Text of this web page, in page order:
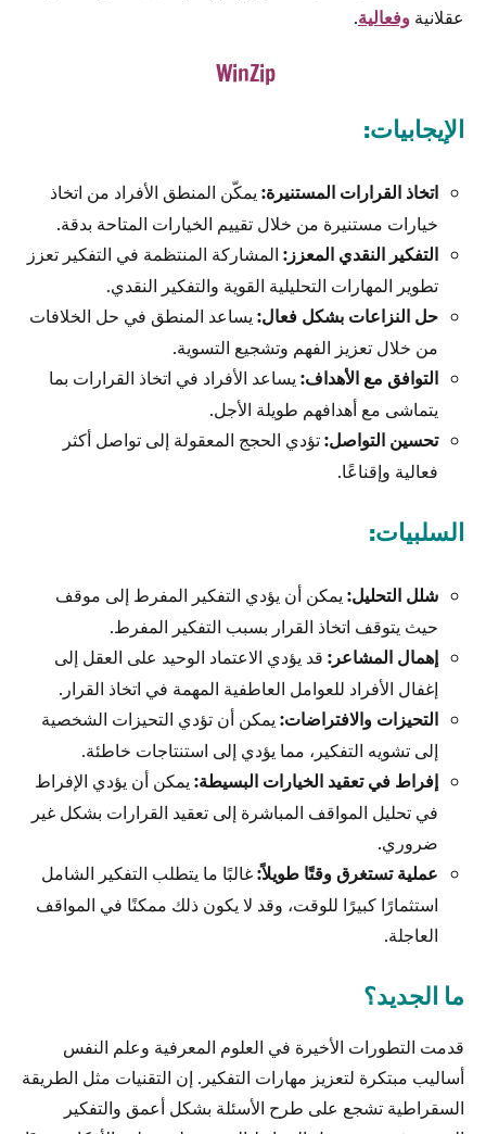
عقلانية وفعالية.
WinZip
الإيجابيات:
اتخاذ القرارات المستنيرة: يمكّن المنطق الأفراد من اتخاذ
خيارات مستنيرة من خلال تقييم الخيارات المتاحة بدقة.
التفكير النقدي المعزز: المشاركة المنتظمة في التفكير تعزز
تطوير المهارات التحليلية القوية والتفكير النقدي.
حل النزاعات بشكل فعال: يساعد المنطق في حل الخلافات
من خلال تعزيز الفهم وتشجيع التسوية.
التوافق مع الأهداف: يساعد الأفراد في اتخاذ القرارات بما
يتماشى مع أهدافهم طويلة الأجل.
تحسين التواصل: تؤدي الحجج المعقولة إلى تواصل أكثر
فعالية وإقناعًا.
السلبيات:
شلل التحليل: يمكن أن يؤدي التفكير المفرط إلى موقف
حيث يتوقف اتخاذ القرار بسبب التفكير المفرط.
إهمال المشاعر: قد يؤدي الاعتماد الوحيد على العقل إلى
إغفال الأفراد للعوامل العاطفية المهمة في اتخاذ القرار.
التحيزات والافتراضات: يمكن أن تؤدي التحيزات الشخصية
إلى تشويه التفكير، مما يؤدي إلى استنتاجات خاطئة.
إفراط في تعقيد الخيارات البسيطة: يمكن أن يؤدي الإفراط
في تحليل المواقف المباشرة إلى تعقيد القرارات بشكل غير
ضروري.
عملية تستغرق وقتًا طويلاً: غالبًا ما يتطلب التفكير الشامل
استثمارًا كبيرًا للوقت، وقد لا يكون ذلك ممكنًا في المواقف
العاجلة.
ما الجديد؟
قدمت التطورات الأخيرة في العلوم المعرفية وعلم النفس
أساليب مبتكرة لتعزيز مهارات التفكير. إن التقنيات مثل الطريقة
السقراطية تشجع على طرح الأسئلة بشكل أعمق والتفكير